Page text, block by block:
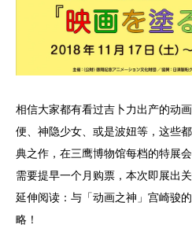
相信大家都有看过吉卜力出产的动
便、神隐少女、或是波妞等，这些
典之作，在三鹰博物馆每档的特展
需要提早一个月购票，本次即展出
延伸阅读：与「动画之神」宫崎骏
略！